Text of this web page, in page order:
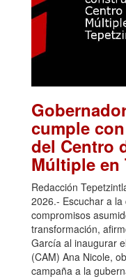
cumple
del Centro
Múltiple en
Redacción
2026.- Escuchar a
compromisos
transformación,
García al inaugurar
(CAM) Ana Nicole,
campaña a la